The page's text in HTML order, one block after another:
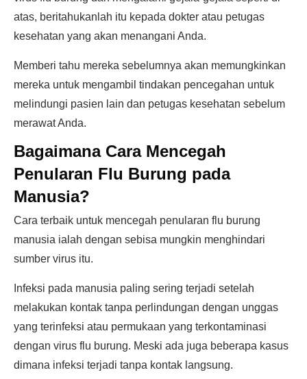
atas, beritahukanlah itu kepada dokter atau petugas
kesehatan yang akan menangani Anda.
Memberi tahu mereka sebelumnya akan memungkinkan
mereka untuk mengambil tindakan pencegahan untuk
melindungi pasien lain dan petugas kesehatan sebelum
merawat Anda.
Bagaimana Cara Mencegah
Penularan Flu Burung pada
Manusia?
Cara terbaik untuk mencegah penularan flu burung
manusia ialah dengan sebisa mungkin menghindari
sumber virus itu.
Infeksi pada manusia paling sering terjadi setelah
melakukan kontak tanpa perlindungan dengan unggas
yang terinfeksi atau permukaan yang terkontaminasi
dengan virus flu burung. Meski ada juga beberapa kasus
dimana infeksi terjadi tanpa kontak langsung.